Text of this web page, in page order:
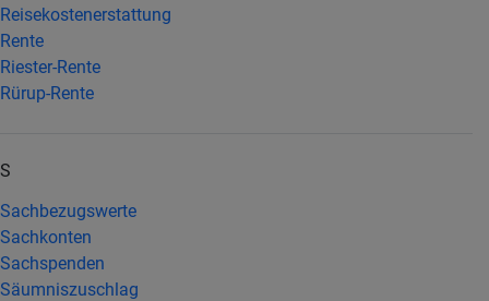
Reisekostenerstattung
Rente
Riester-Rente
Rürup-Rente
S
Sachbezugswerte
Sachkonten
Sachspenden
Säumniszuschlag